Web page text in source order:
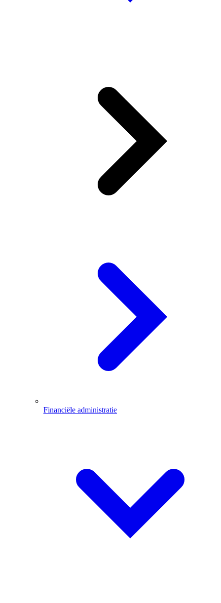
Financiële administratie